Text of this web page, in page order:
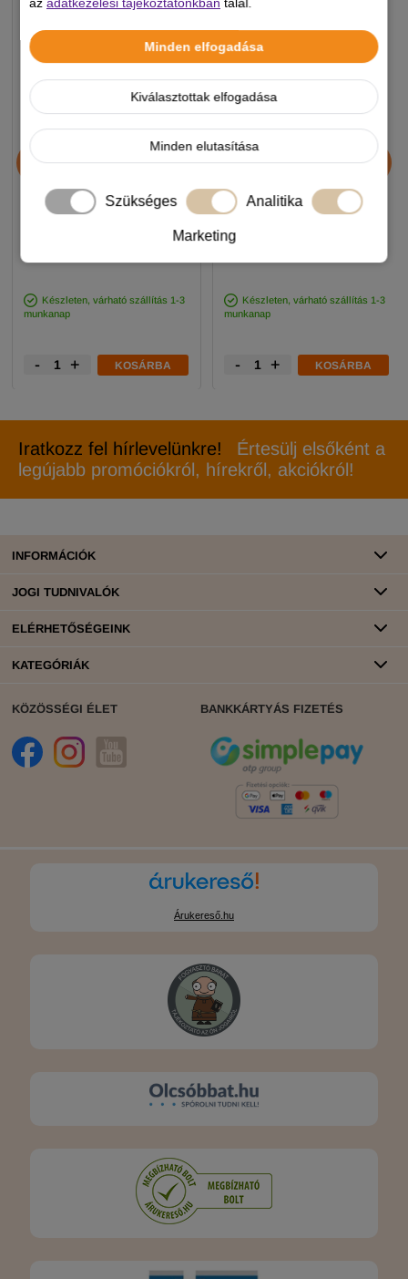
Minden elfogadása
Kiválasztottak elfogadása
Minden elutasítása
Szükséges Analitika
Marketing
Chicopee HNL Protein Bar
jutalomfalat 25g
Készleten, várható szállítás 1-3
munkanap
- + KOSÁRBA
JosiDog Economy
kutyatáp 15+3kg
Készleten, várható szállítás 1-3
munkanap
- + KOSÁRBA
Iratkozz fel hírlevelünkre!
Értesülj elsőként a
legújabb promóciókról, hírekről, akciókról!
INFORMÁCIÓK
JOGI TUDNIVALÓK
ELÉRHETŐSÉGEINK
KATEGÓRIÁK
KÖZÖSSÉGI ÉLET BANKKÁRTYÁS FIZETÉS
Árukereső.hu